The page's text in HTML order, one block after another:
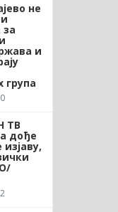
не
за
и
група
ТВ
дође